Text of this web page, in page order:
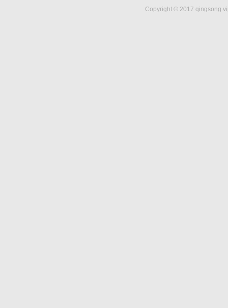
Copyright © 2017